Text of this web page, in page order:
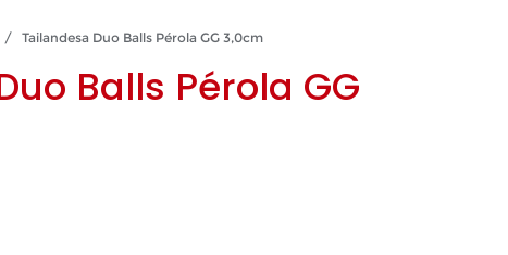
/ Tailandesa Duo Balls Pérola GG 3,0cm
Balls Pérola GG